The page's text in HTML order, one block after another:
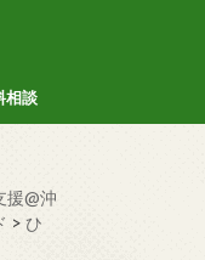
相談
援@沖
> ひ